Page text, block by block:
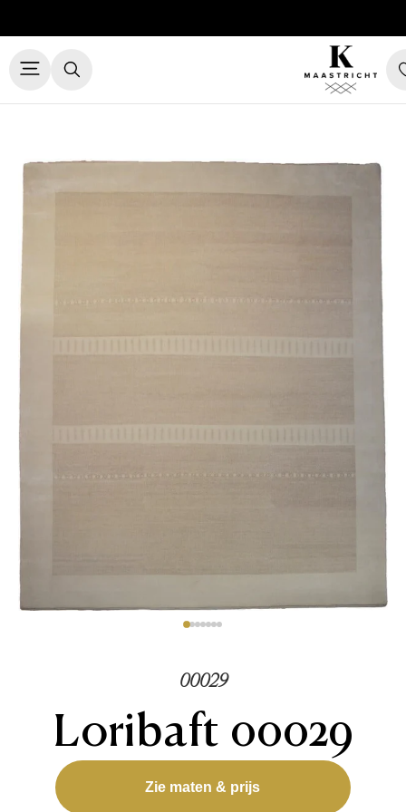
00029
Loribaft 00029
Zie maten & prijs